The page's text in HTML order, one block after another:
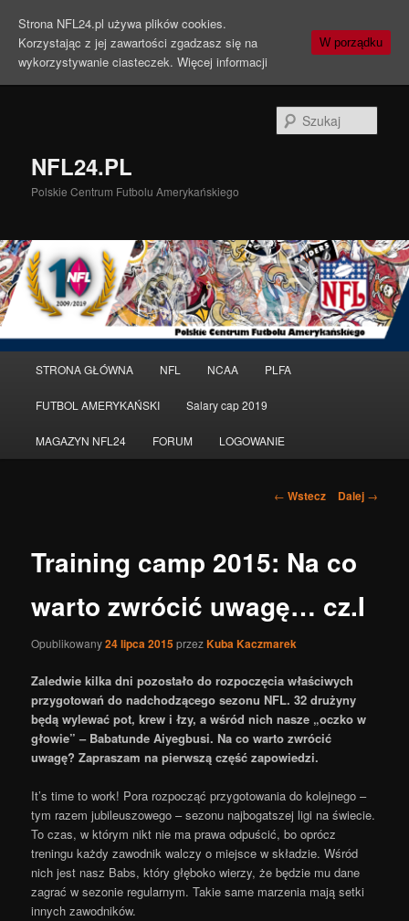
NFL24.PL
Polskie Centrum Futbolu Amerykańskiego
główne
Przeskocz
do
tekstu
STRONA GŁÓWNA NFL NCAA PLFA
FUTBOL AMERYKAŃSKI Salary cap 2019
MAGAZYN NFL24 FORUM LOGOWANIE
Nawigacja
← Wstecz Dalej →
Training camp 2015: Na co
warto zwrócić uwagę… cz.I
Opublikowany24 lipca 2015przezKuba Kaczmarek
Zaledwie kilka dni pozostało do rozpoczęcia właściwych
przygotowań do nadchodzącego sezonu NFL. 32 drużyny
będą wylewać pot, krew i łzy, a wśród nich nasze „oczko w
głowie” – Babatunde Aiyegbusi. Na co warto zwrócić
uwagę? Zapraszam na pierwszą część zapowiedzi.
It’s time to work! Pora rozpocząć przygotowania do kolejnego –
tym razem jubileuszowego – sezonu najbogatszej ligi na świecie.
To czas, w którym nikt nie ma prawa odpuścić, bo oprócz
treningu każdy zawodnik walczy o miejsce w składzie. Wśród
nich jest nasz Babs, który głęboko wierzy, że będzie mu dane
zagrać w sezonie regularnym. Takie same marzenia mają setki
innych zawodników.
Strona NFL24.pl używa plików cookies.
Korzystając z jej zawartości zgadzasz się na
wykorzystywanie ciasteczek. Więcej informacji
W porządku